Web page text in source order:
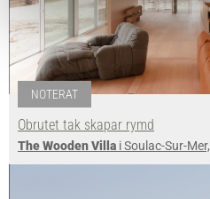
NOTERAT
Obrutet tak skapar rymd
The Wooden Villa i Soulac-Sur-